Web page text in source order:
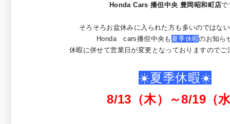
Honda Cars 播但中央 豊岡昭和町店で
そろそろお盆休みに入られた方も多いのではな
Honda cars播但中央も 夏季休暇のお知ら
休暇に併せて営業日が変更となっておりますのでご
☀️夏季休暇☀️
8/13（木）～8/19（